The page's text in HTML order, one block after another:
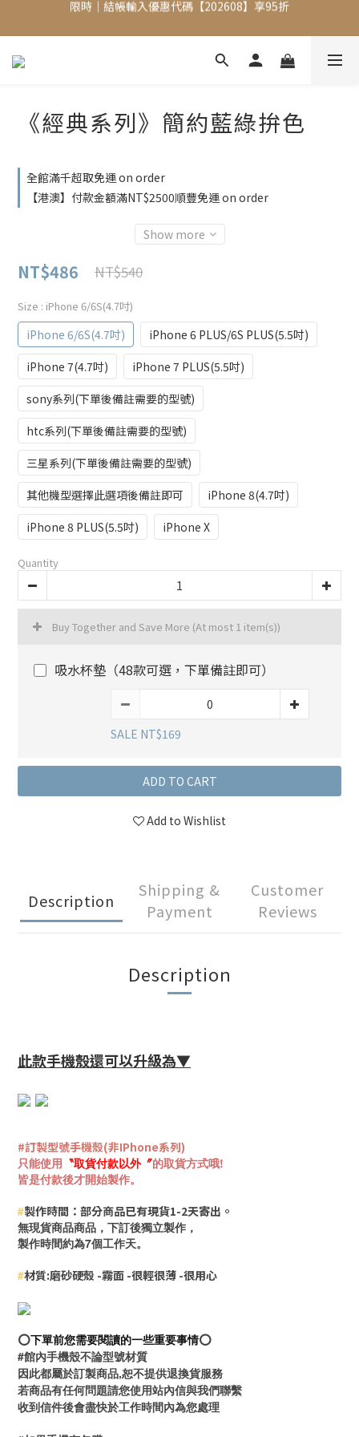
限時｜結帳輸入優惠代碼【202608】享95折
限時｜結帳輸入優惠代碼【202608】享95折
《經典系列》簡約藍綠拚色
全館滿千超取免運 on order
【港澳】付款金額滿NT$2500順豐免運 on order
Show more
NT$486 NT$540
Size : iPhone 6/6S(4.7吋)
iPhone 6/6S(4.7吋)
iPhone 6 PLUS/6S PLUS(5.5吋)
iPhone 7(4.7吋)
iPhone 7 PLUS(5.5吋)
sony系列(下單後備註需要的型號)
htc系列(下單後備註需要的型號)
三星系列(下單後備註需要的型號)
其他機型選擇此選項後備註即可
iPhone 8(4.7吋)
iPhone 8 PLUS(5.5吋)
iPhone X
Quantity
Buy Together and Save More (At most 1 item(s))
吸水杯墊（48款可選，下單備註即可）
SALE NT$169
ADD TO CART
Add to Wishlist
Description
Shipping &
Payment
Customer
Reviews
Description
此款手機殼還可以升級為▼
#訂製型號手機殼(非IPhone系列)
只能使用 〝取貨付款以外〞的取貨方式哦!
皆是付款後才開始製作。
#製作時間：部分商品已有現貨1-2天寄出。
無現貨商品商品，下訂後獨立製作，
製作時間約為7個工作天。
#材質:磨砂硬殼 -霧面 -很輕很薄 -很用心
⭕️下單前您需要閱讀的一些重要事情⭕️
#館內手機殼不論型號材質
因此都屬於訂製商品,恕不提供退換貨服務
若商品有任何問題請您使用站內信與我們聯繫
收到信件後會盡快於工作時間內為您處理